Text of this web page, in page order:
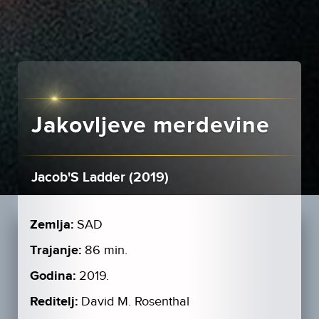
Jakovljeve merdevine
Jacob'S Ladder (2019)
Zemlja: SAD
Trajanje: 86 min.
Godina: 2019.
Reditelj: David M. Rosenthal